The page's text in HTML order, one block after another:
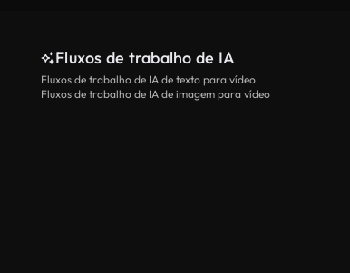
Fluxos de trabalho de IA
Fluxos de trabalho de IA de texto para vídeo
Fluxos de trabalho de IA de imagem para vídeo